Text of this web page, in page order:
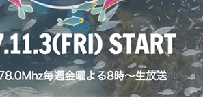
Social Good CAMPFIRE Creation